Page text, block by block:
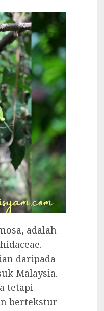
adalah
daripada
Malaysia.
tetapi
bertekstur